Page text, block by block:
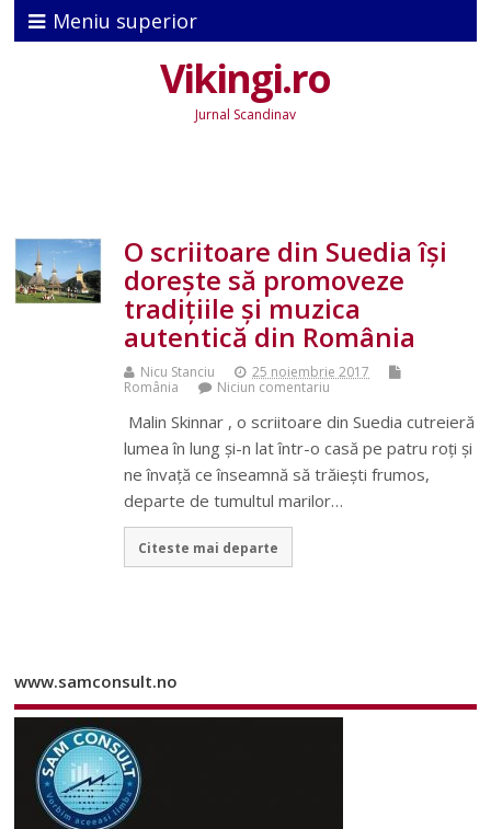
Meniu superior
Vikingi.ro
Jurnal Scandinav
O scriitoare din Suedia își
dorește să promoveze
tradițiile și muzica
autentică din România
Nicu Stanciu
25 noiembrie 2017
România
Niciun comentariu
Malin Skinnar , o scriitoare din Suedia cutreieră
lumea în lung și-n lat într-o casă pe patru roți și
ne învață ce înseamnă să trăiești frumos,
departe de tumultul marilor…
Citeste mai departe
www.samconsult.no